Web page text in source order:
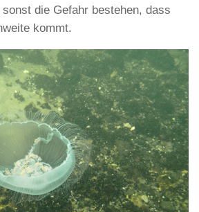
die Gefahr bestehen, dass
kommt.